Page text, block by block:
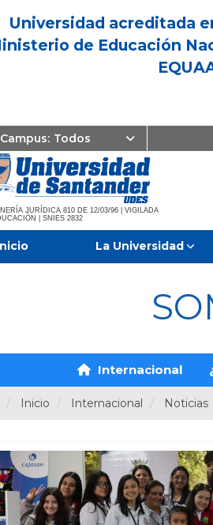
Universidad acreditada
de Educación
Campus: Todos
JURÍDICA 810 DE 12/03/96 | VIGILADA
| SNIES 2832
La Universidad
Internacional
Inicio Internacional Noticias